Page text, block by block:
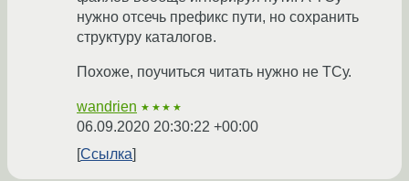
нужно отсечь префикс пути, но сохранить
структуру каталогов.
Похоже, поучиться читать нужно не ТСу.
wandrien ★★★★
06.09.2020 20:30:22 +00:00
Ссылка